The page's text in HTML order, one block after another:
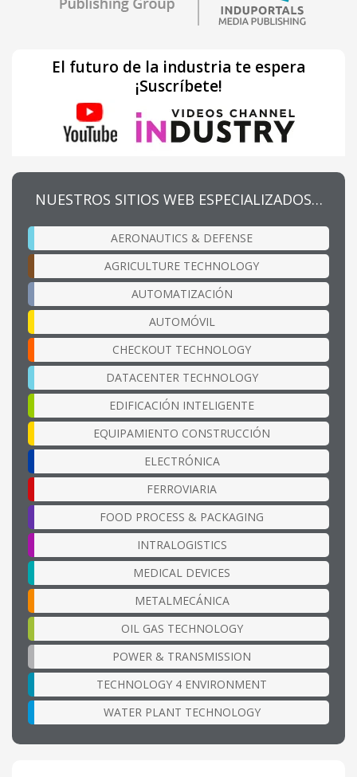
El futuro de la industria te espera
¡Suscríbete!
NUESTROS SITIOS WEB ESPECIALIZADOS…
AERONAUTICS & DEFENSE
AGRICULTURE TECHNOLOGY
AUTOMATIZACIÓN
AUTOMÓVIL
CHECKOUT TECHNOLOGY
DATACENTER TECHNOLOGY
EDIFICACIÓN INTELIGENTE
EQUIPAMIENTO CONSTRUCCIÓN
ELECTRÓNICA
FERROVIARIA
FOOD PROCESS & PACKAGING
INTRALOGISTICS
MEDICAL DEVICES
METALMECÁNICA
OIL GAS TECHNOLOGY
POWER & TRANSMISSION
TECHNOLOGY 4 ENVIRONMENT
WATER PLANT TECHNOLOGY